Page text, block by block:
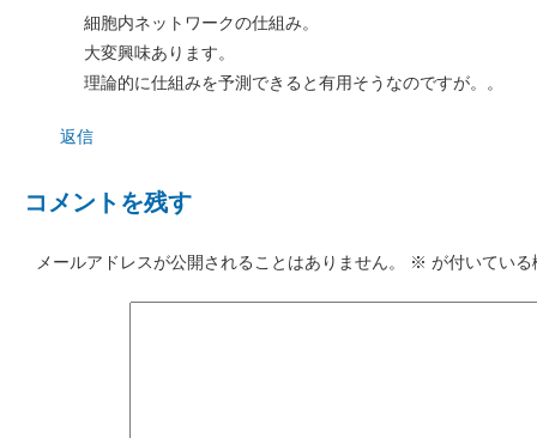
細胞内ネットワークの仕組み。
大変興味あります。
理論的に仕組みを予測できると有用そうなのですが。。
返信
コメントを残す
メールアドレスが公開されることはありません。 ※ が付いてい